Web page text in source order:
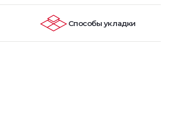
Способы укладки